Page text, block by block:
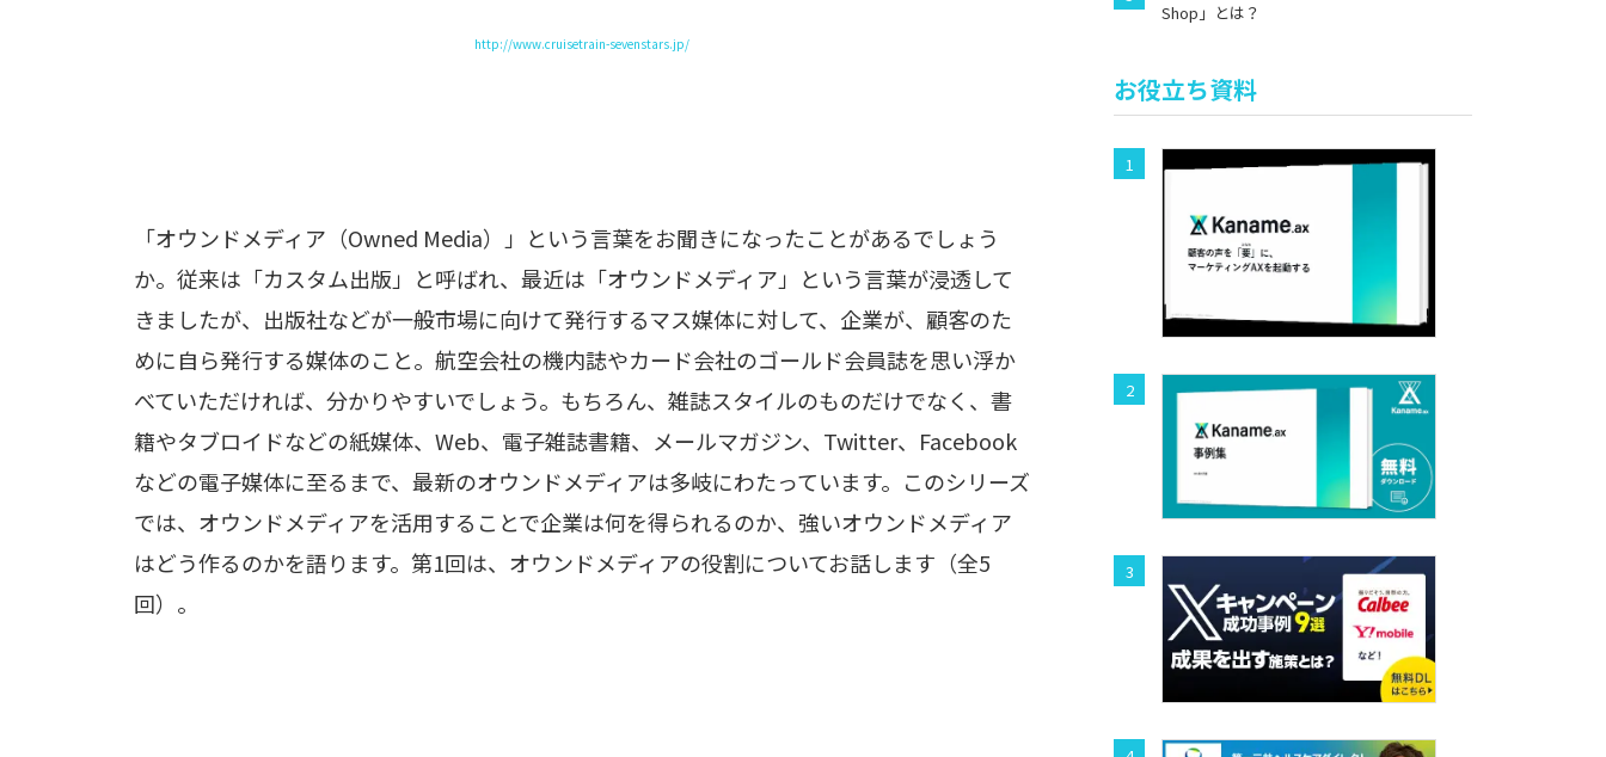
http://www.cruisetrain-sevenstars.jp/
「オウンドメディア（Owned Media）」という言葉をお聞きになったことがあるでしょう
か。従来は「カスタム出版」と呼ばれ、最近は「オウンドメディア」という言葉が浸透して
きましたが、出版社などが一般市場に向けて発行するマス媒体に対して、企業が、顧客のた
めに自ら発行する媒体のこと。航空会社の機内誌やカード会社のゴールド会員誌を思い浮か
べていただければ、分かりやすいでしょう。もちろん、雑誌スタイルのものだけでなく、書
籍やタブロイドなどの紙媒体、Web、電子雑誌書籍、メールマガジン、Twitter、Facebook
などの電子媒体に至るまで、最新のオウンドメディアは多岐にわたっています。このシリーズ
では、オウンドメディアを活用することで企業は何を得られるのか、強いオウンドメディア
はどう作るのかを語ります。第1回は、オウンドメディアの役割についてお話します（全5
回）。
Shop」とは？
お役立ち資料